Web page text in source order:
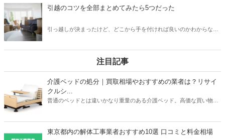
してみましょう。引越し作業がスムーズに進むこと間違いなしです。
引越のコツを全部まとめてみたら5つだった
引っ越しが決まったけど、どこから手を付ければ良いのかわからない
たい引っ越しのコツをご紹介します！
注目記事
介護ベッドの処分｜買取相場やおすすめの業者は？リサイ
クルシ...
普通のベッドとは違いかなり重量のある介護ベッド。高価な買い物だ
相場や、おすすめの買取業者3つを紹介。リサイクルショップでの査
東京都内の解体工事業者おすすめ10選 口コミと料金相場